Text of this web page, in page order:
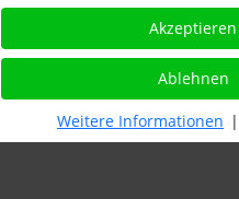
Akzeptieren
Ablehnen
Weitere Informationen |